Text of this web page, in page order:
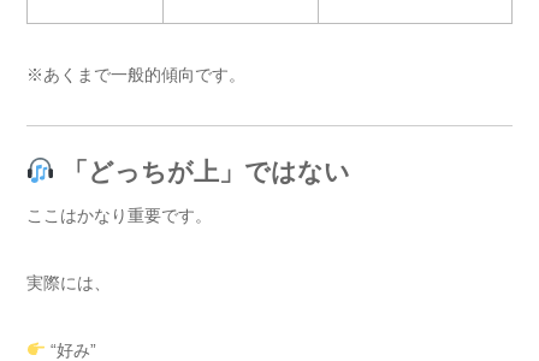
※あくまで一般的傾向です。
「どっちが上」ではない
ここはかなり重要です。
実際には、
“好み”